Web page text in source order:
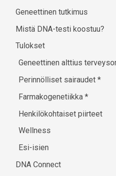
Geneettinen tutkimus
Mistä DNA-testi koostuu?
Tulokset
Geneettinen alttius
Perinnölliset sairaudet*
Farmakogenetiikka*
Henkilökohtaiset piirteet
Wellness
Esi-isien
DNA Connect